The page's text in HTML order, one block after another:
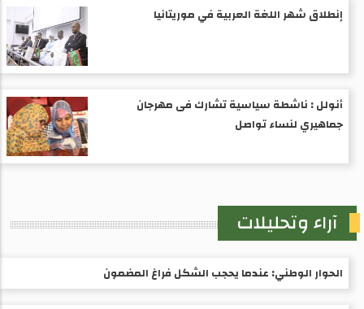
إنطلاق شهر اللغة العربية في موريتانيا
أنولل : ناشطة سياسية تشارك فى مهرجان
جماهيري لنساء تواصل
آراء وتحليلات
الحوار الوطني: عندما يحجب الشكل فراغ المضمون